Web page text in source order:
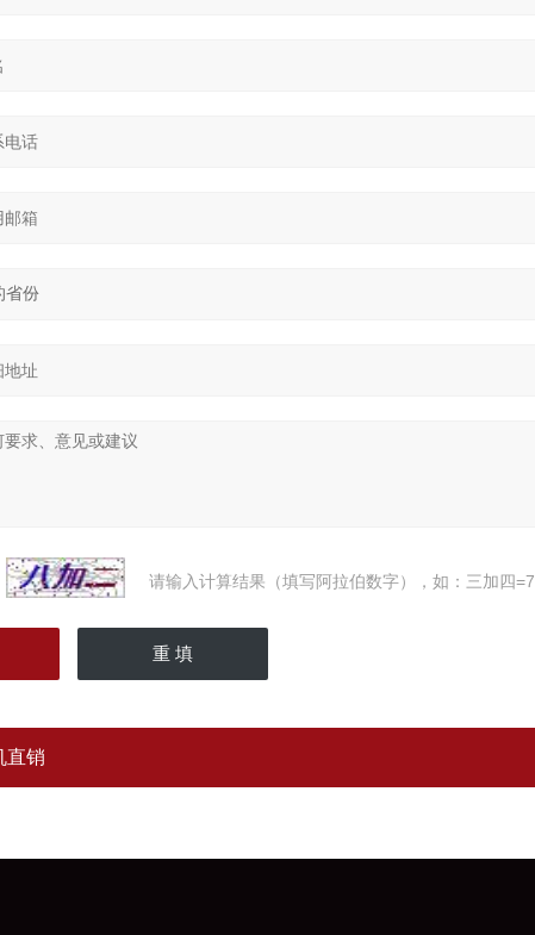
请输入计算结果（填写阿拉伯数字），如：三加四=7
直销